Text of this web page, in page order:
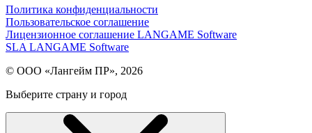
Политика конфиденциальности
Пользовательское соглашение
Лицензионное соглашение LANGAME Software
SLA LANGAME Software
© ООО «Лангейм ПР», 2026
Выберите страну и город